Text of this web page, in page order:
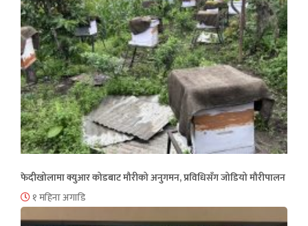
फेदीखोलामा क्युआर कोडबाट मौरीको अनुगमन, प्रविधिसँग जोडियो मौरीपालन
१ महिना अगाडि